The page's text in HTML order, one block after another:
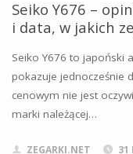
2824"
OPINIE,
DANE
Seiko Y676 –
i data, w jakich
Seiko Y676 to japoński
pokazuje jednocześnie
cenowym nie jest
marki należącej…
ZEGARKI.NET
31